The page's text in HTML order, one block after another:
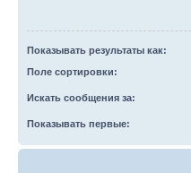
Показывать результаты как:
Поле сортировки:
Искать сообщения за:
Показывать первые: